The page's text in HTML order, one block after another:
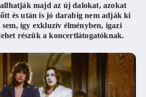
majd az új dalokat, azokat
és után is jó darabig nem adják ki
így exkluzív élményben, igazi
részük a koncertlátogatóknak.